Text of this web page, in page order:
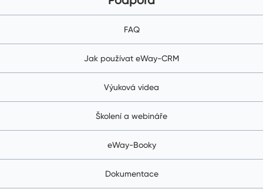
FAQ
Jak používat eWay-CRM
Výuková videa
Školení a webináře
eWay-Booky
Dokumentace